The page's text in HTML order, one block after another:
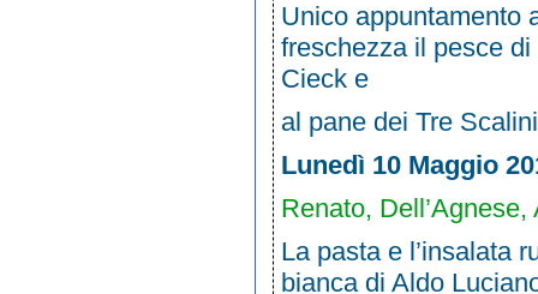
Unico appuntamento
freschezza il pesce
Cieck e
al pane dei Tre
Lunedì 10 Maggio
Renato,
La pasta e l’insalata
bianca di Aldo